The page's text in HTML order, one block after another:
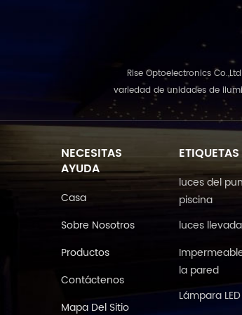
Rise Optoelectronics
variedad de unidades de
NECESITAS
AYUDA
Casa
Sobre Nosotros
Productos
Contáctenos
Mapa Del Sitio
luces del
piscina
luces
la pared
Lámpara